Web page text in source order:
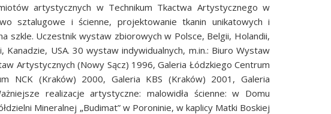
artystycznych w Technikum Tkactwa Artystycznego w
sztalugowe i ścienne, projektowanie tkanin unikatowych i
szkle. Uczestnik wystaw zbiorowych w Polsce, Belgii, Holandii,
Kanadzie, USA. 30 wystaw indywidualnych, m.in.: Biuro Wystaw
Artystycznych (Nowy Sącz) 1996, Galeria Łódzkiego Centrum
NCK (Kraków) 2000, Galeria KBS (Kraków) 2001, Galeria
realizacje artystyczne: malowidła ścienne: w Domu
Mineralnej „Budimat” w Poroninie, w kaplicy Matki Boskiej